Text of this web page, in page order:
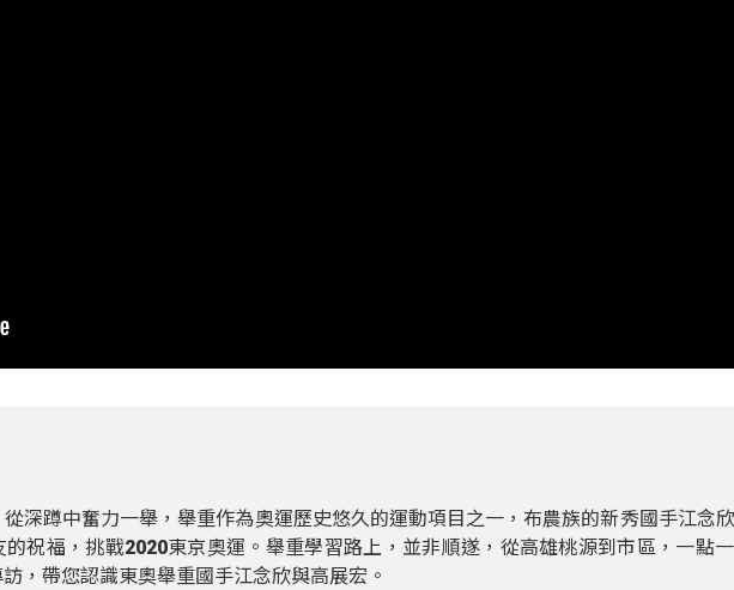
從深蹲中奮力一舉，舉重作為奧運歷史悠久的運動項目之一，布農族的新秀國手江念
的祝福，挑戰2020東京奧運。舉重學習路上，並非順遂，從高雄桃源到市區，一點
，帶您認識東奧舉重國手江念欣與高展宏。